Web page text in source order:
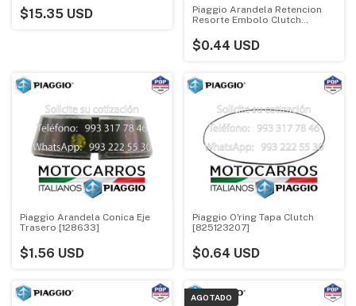
$15.35 USD
Piaggio Arandela Retencion
Resorte Embolo Clutch
$0.44 USD
Piaggio Arandela Conica Eje
Trasero [128633]
$1.56 USD
Piaggio O'ring Tapa Clutch
[825123207]
$0.64 USD
AGOTADO